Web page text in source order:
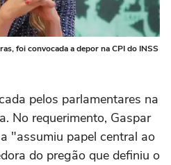
foi convocada a depor na CPI do INSS
pelos parlamentares na
No requerimento, Gaspar
"assumiu papel central ao
do pregão que definiu o